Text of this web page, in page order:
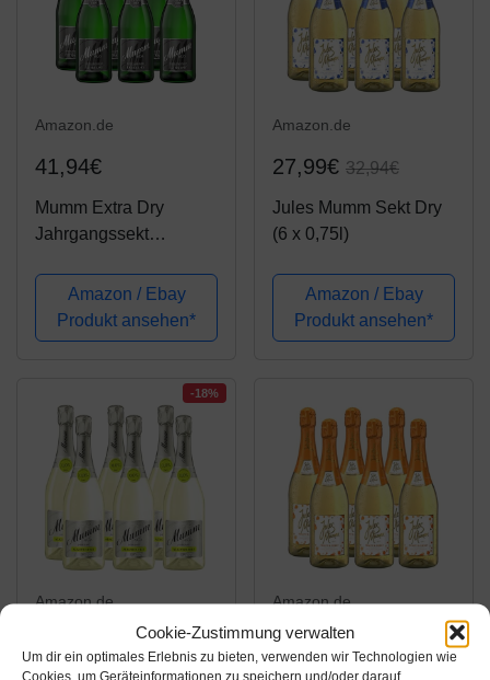
Cookie-Zustimmung verwalten
Um dir ein optimales Erlebnis zu bieten, verwenden wir Technologien wie
Cookies, um Geräteinformationen zu speichern und/oder darauf
Amazon.de
41,94€
Mumm Extra Dry
Jahrgangssekt
Amazon / Ebay
Produkt ansehen*
Amazon.de
27,99€ 32,94€
Jules Mumm Sekt Dry
(6 x 0,75l)
Amazon / Ebay
Produkt ansehen*
-18%
Amazon.de
38,94€
Amazon.de
32,94€